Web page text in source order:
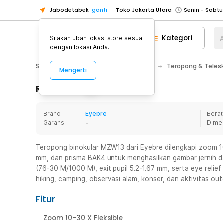
Jabodetabek ganti Toko Jakarta Utara
Toko Tangerang
Toko Cikupa
Pick n Go Jakarta Barat
Senin -
Pick n Go Bekasi
Senin - Jumat
Senin - Jumat
Senin -
Senin -
Toko Tangerang
Toko Cikupa
Pick n Go Jakarta Barat
Senin -
Senin - Jumat
Kategori
Sport & Outdoor Teropong &
Rincian Produk
Brand
Eyebre
Garansi
-
Teropong binokular MZW13 dari Eyebre dilengkapi
mm, dan prisma BAK4 untuk menghasilkan gambar jernih
(76-30 M/1000 M), exit pupil 5.2-1.67 mm, serta eye
hiking, camping, observasi alam, konser, dan aktivitas
Fitur
Zoom 10-30 X Fleksible
Silakan ubah lokasi store sesuai
dengan lokasi Anda.
Mengerti